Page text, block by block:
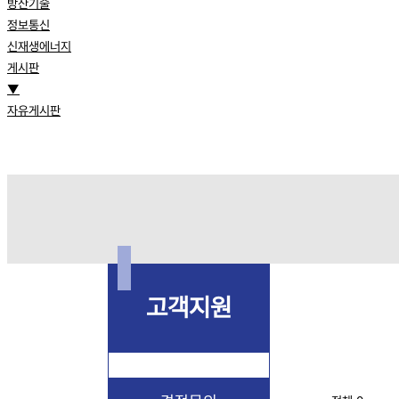
방산기술
정보통신
신재생에너지
게시판
▼
자유게시판
고객지원